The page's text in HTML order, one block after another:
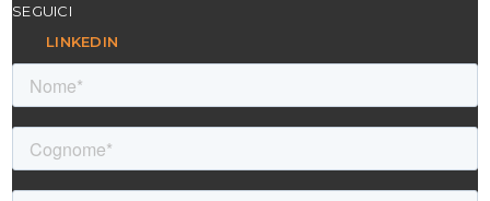
SEGUICI
LINKEDIN